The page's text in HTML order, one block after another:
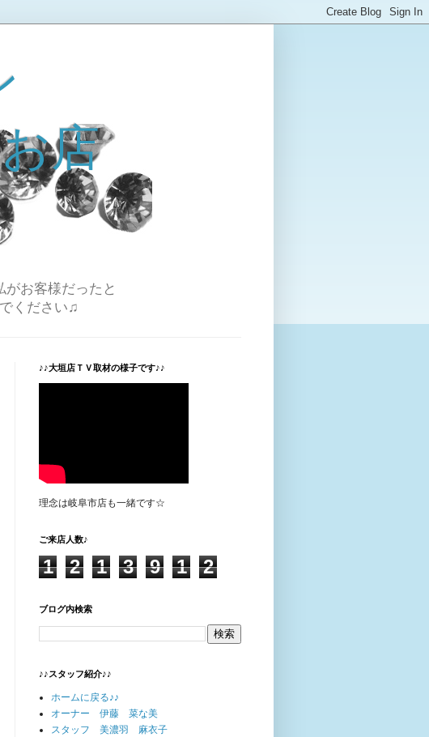
店
お客様だったと
ください♫
♪♪大垣店ＴＶ取材の様子です♪♪
理念は岐阜市店も一緒です☆
ご来店人数♪
1 2 1 3 9 1 2
ブログ内検索
♪♪スタッフ紹介♪♪
ホームに戻る♪♪
オーナー 伊藤 菜な美
スタッフ 美濃羽 麻衣子